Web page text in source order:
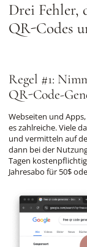
Drei Fehler,
QR-Codes
Regel #1:
QR-Code-
Webseiten und
es zahlreiche. Viele
und vermitteln auf
dann bei der
Tagen
Jahresabo für 50$